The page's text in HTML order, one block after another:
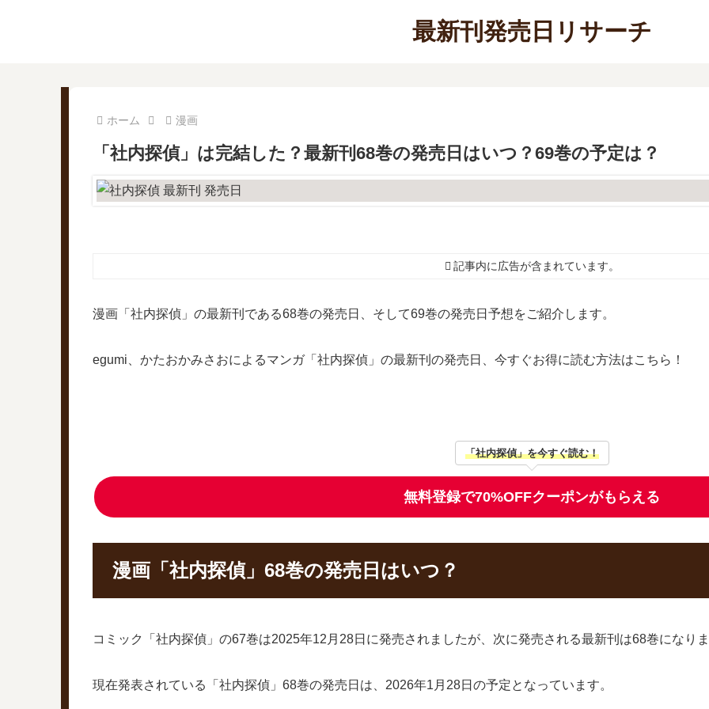
最新刊発売日リサーチ
ホーム 漫画
「社内探偵」は完結した？最新刊68巻の発売日はいつ？69巻の予定は？
記事内に広告が含まれています。
漫画「社内探偵」の最新刊である68巻の発売日、そして69巻の発売日予想をご紹介します。
egumi、かたおかみさおによるマンガ「社内探偵」の最新刊の発売日、今すぐお得に読む方法はこちら！
「社内探偵」を今すぐ読む！
無料登録で70%OFFクーポンがもらえる
漫画「社内探偵」68巻の発売日はいつ？
コミック「社内探偵」の67巻は2025年12月28日に発売されましたが、次に発売される最新刊は68巻になり
現在発表されている「社内探偵」68巻の発売日は、2026年1月28日の予定となっています。